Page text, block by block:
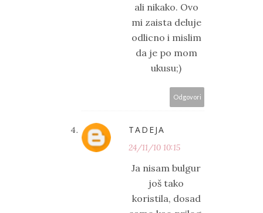
ali nikako. Ovo
mi zaista deluje
odlicno i mislim
da je po mom
ukusu;)
Odgovori
TADEJA
24/11/10 10:15
Ja nisam bulgur
još tako
koristila, dosad